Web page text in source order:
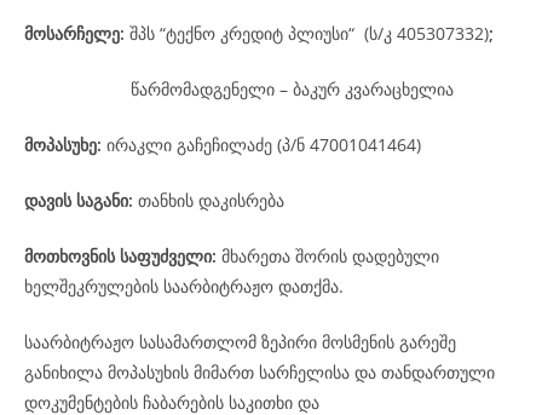
მოსარჩელე: შპს “ტექნო კრედიტ პლიუსი“ (ს/კ 405307332);
წარმომადგენელი – ბაკურ კვარაცხელია
მოპასუხე: ირაკლი გაჩეჩილაძე (პ/ნ 47001041464)
დავის საგანი: თანხის დაკისრება
მოთხოვნის საფუძველი: მხარეთა შორის დადებული
ხელშეკრულების საარბიტრაჟო დათქმა.
საარბიტრაჟო სასამართლომ ზეპირი მოსმენის გარეშე
განიხილა მოპასუხის მიმართ სარჩელისა და თანდართული
დოკუმენტების ჩაბარების საკითხი და